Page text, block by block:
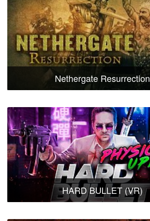
Nethergate Resurrection
HARD BULLET (VR)